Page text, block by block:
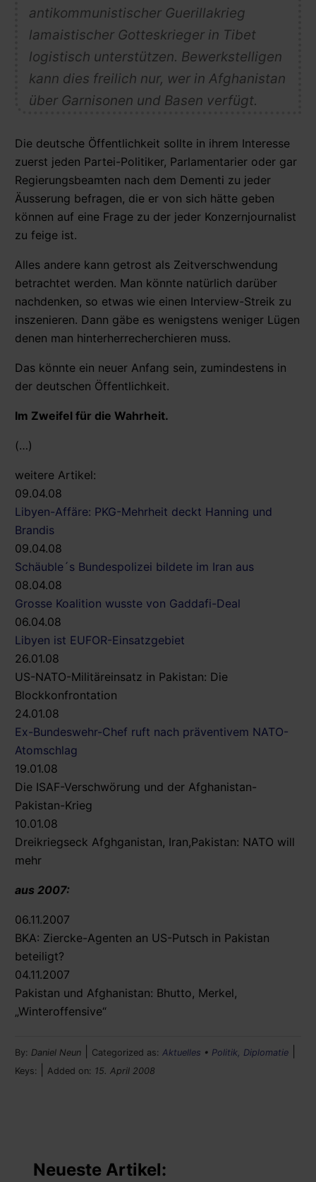
antikommunistischer Guerillakrieg
lamaistischer Gotteskrieger in Tibet
logistisch unterstützen. Bewerkstelligen
kann dies freilich nur, wer in Afghanistan
über Garnisonen und Basen verfügt.
Die deutsche Öffentlichkeit sollte in ihrem Interesse
zuerst jeden Partei-Politiker, Parlamentarier oder gar
Regierungsbeamten nach dem Dementi zu jeder
Äusserung befragen, die er von sich hätte geben
können auf eine Frage zu der jeder Konzernjournalist
zu feige ist.
Alles andere kann getrost als Zeitverschwendung
betrachtet werden. Man könnte natürlich darüber
nachdenken, so etwas wie einen Interview-Streik zu
inszenieren. Dann gäbe es wenigstens weniger Lügen
denen man hinterherrecherchieren muss.
Das könnte ein neuer Anfang sein, zumindestens in
der deutschen Öffentlichkeit.
Im Zweifel für die Wahrheit.
(…)
weitere Artikel:
09.04.08
Libyen-Affäre: PKG-Mehrheit deckt Hanning und
Brandis
09.04.08
Schäuble´s Bundespolizei bildete im Iran aus
08.04.08
Grosse Koalition wusste von Gaddafi-Deal
06.04.08
Libyen ist EUFOR-Einsatzgebiet
26.01.08
US-NATO-Militäreinsatz in Pakistan: Die
Blockkonfrontation
24.01.08
Ex-Bundeswehr-Chef ruft nach präventivem NATO-
Atomschlag
19.01.08
Die ISAF-Verschwörung und der Afghanistan-
Pakistan-Krieg
10.01.08
Dreikriegseck Afghganistan, Iran,Pakistan: NATO will
mehr
aus 2007:
06.11.2007
BKA: Ziercke-Agenten an US-Putsch in Pakistan
beteiligt?
04.11.2007
Pakistan und Afghanistan: Bhutto, Merkel,
„Winteroffensive“
By: Daniel Neun Categorized as: Aktuelles • Politik, Diplomatie
Keys: Added on: 15. April 2008
Neueste Artikel: